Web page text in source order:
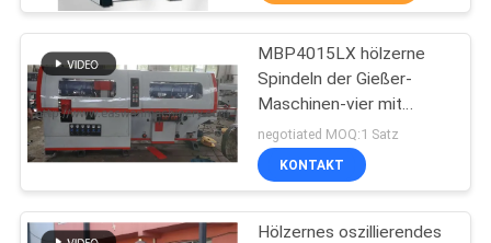
TRETEN
SIE
MIT
UNS
IN
VERBINDUNG
Holzbearbeitungs-
Rand-
Banderoliermaschine
MBP4015LX hölzerne
Spindeln der Gießer-
Maschinen-vier mit
4
negotiated MOQ:1 Satz
KONTAKT
Hölzernes oszillierendes